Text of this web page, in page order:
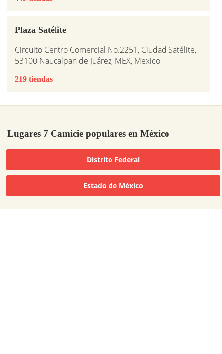
Plaza Satélite
Circuito Centro Comercial No.2251, Ciudad Satélite,
53100 Naucalpan de Juárez, MEX, Mexico
219 tiendas
Lugares 7 Camicie populares en México
Distrito Federal
Estado de México